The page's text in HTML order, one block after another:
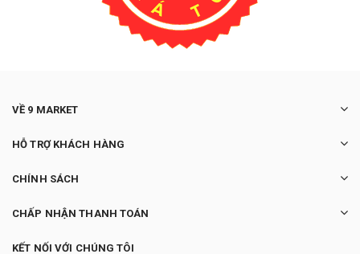
VỀ 9 MARKET
HỖ TRỢ KHÁCH HÀNG
CHÍNH SÁCH
CHẤP NHẬN THANH TOÁN
KẾT NỐI VỚI CHÚNG TÔI